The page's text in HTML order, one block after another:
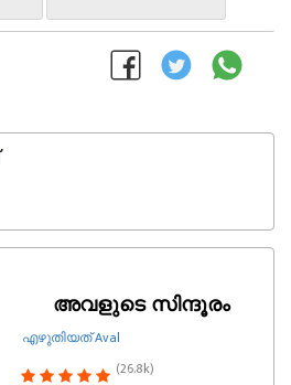
അവളുടെ സിന്ദൂരം
എഴുതിയത് Aval
(26.8k)